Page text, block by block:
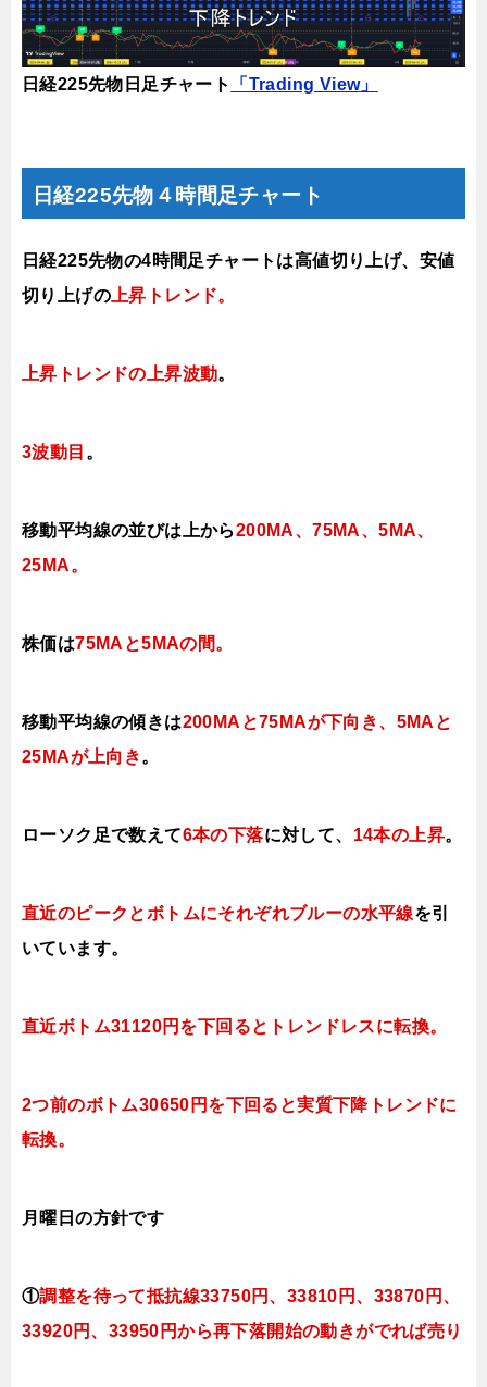
日経225先物日足チャート 「Trading View」
日経225先物４時間足チャート
日経225先物の4時間足チャートは高値切り上げ、安値
切り上げの 上昇トレンド。
上昇トレンドの上昇波動。
3波動目 。
移動平均線の並びは上から200MA、75MA、5MA、
25MA。
株価は75MAと5MAの間。
移動平均線の傾きは200MAと75MAが下向き、5MAと
25MAが上向き。
ローソク足で数えて6本の下落に対して、 14本の上昇。
直近のピークとボトムにそれぞれブルーの水平線を引
いています。
直近ボトム31120円を下回るとトレンドレスに転換。
2つ前のボトム30650円を下回ると実質下降トレンドに
転換。
月曜日の方針です
①調整を待って抵抗線33750円、33810 円、33870 円、
33920円、33950 円から再下落開始の動きがでれば売り